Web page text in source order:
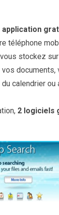
application
téléphone
stockez sur
documents,
calendrier ou
2 logiciels